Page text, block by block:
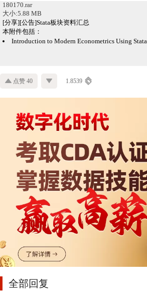
180170.rar
大小:5.88 MB
[分享][公告]Stata板块资料汇总
本附件包括：
Introduction to Modern Econometrics Using
点赞 40 1.8539
全部回复